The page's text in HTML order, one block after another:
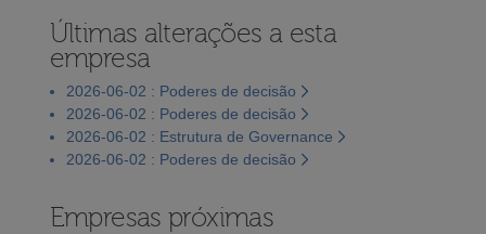
Últimas alterações a esta
empresa
2026-06-02 : Poderes de decisão
2026-06-02 : Poderes de decisão
2026-06-02 : Estrutura de Governance
2026-06-02 : Poderes de decisão
Empresas próximas